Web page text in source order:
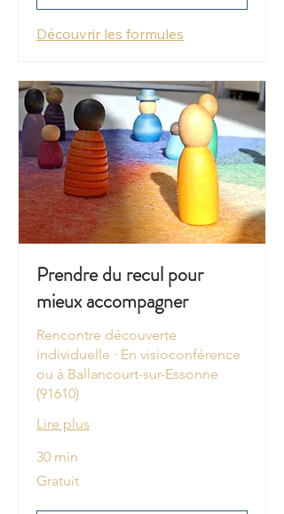
Découvrir les formules
Prendre du recul pour
mieux accompagner
Rencontre découverte
individuelle · En visioconférence
ou à Ballancourt-sur-Essonne
(91610)
Lire plus
30 min
Gratuit
Gratuit